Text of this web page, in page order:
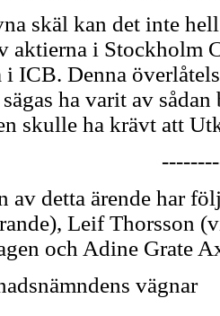
skäl kan det inte
aktierna i Stockholm
i ICB. Denna
ha varit av
skulle ha krävt att
av detta ärende har
Leif Thorsson
och Adine Grate
vägnar